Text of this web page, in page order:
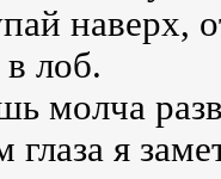
наверх,
лоб.
молча
глаза я